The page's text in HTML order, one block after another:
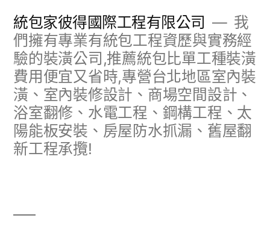
統包家彼得國際工程有限公司
我
們擁有專業有統包工程資歷與實務經
驗的裝潢公司,推薦統包比單工種裝潢
費用便宜又省時,專營台北地區室內裝
潢、室內裝修設計、商場空間設計、
浴室翻修、水電工程、鋼構工程、太
陽能板安裝、房屋防水抓漏、舊屋翻
新工程承攬!